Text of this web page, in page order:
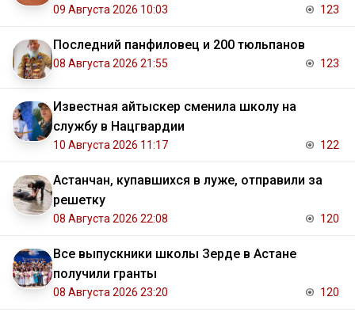
09 Августа 2026 10:03 123
Последний панфиловец и 200 тюльпанов
08 Августа 2026 21:55 123
Известная айтыскер сменила школу на
службу в Нацгвардии
10 Августа 2026 11:17 122
Астанчан, купавшихся в луже, отправили за
решетку
08 Августа 2026 22:08 120
Все выпускники школы Зерде в Астане
получили гранты
08 Августа 2026 23:20 120